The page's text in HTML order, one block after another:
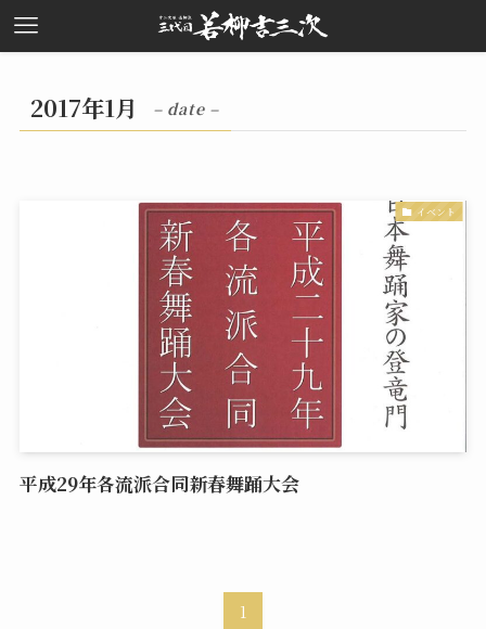
2017年1月 – date –
イベント
平成29年各流派合同新春舞踊大会
1